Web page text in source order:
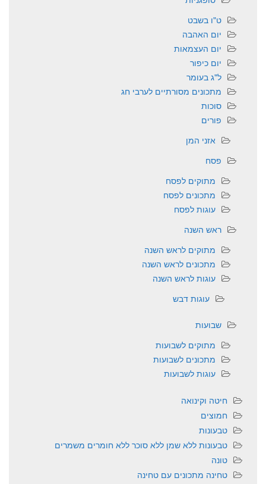
ט"ו בשבט
יום האהבה
יום העצמאות
יום כיפור
ל"ג בעומר
מתכונים מסורתיים לערבי חג
סוכות
פורים
אזני המן
פסח
מתוקים לפסח
מתכונים לפסח
עוגות לפסח
ראש השנה
מתוקים לראש השנה
מתכונים לראש השנה
עוגות לראש השנה
עוגות דבש
שבועות
מתוקים לשבועות
מתכונים לשבועות
עוגות לשבועות
חיטה וקינואה
חמוצים
טבעונות
טבעונות ללא שמן ללא סוכר ללא חומרים משמרים
טונה
טחינה מתכונים עם טחינה